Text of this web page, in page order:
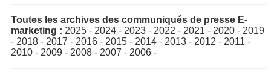
Toutes les archives des communiqués de presse E-
marketing : 2025 - 2024 - 2023 - 2022 - 2021 - 2020 - 2019
- 2018 - 2017 - 2016 - 2015 - 2014 - 2013 - 2012 - 2011 -
2010 - 2009 - 2008 - 2007 - 2006 -